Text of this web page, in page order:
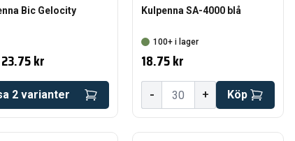
Bic Gelocity
23.75 kr
2 varianter
Kulpenna SA-4000 blå
100+ i lager
18.75 kr
- + Köp